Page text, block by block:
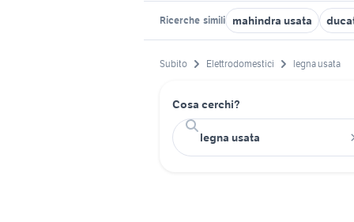
Ricerche simili mahindra usata
Subito Elettrodomestici legna usata
Cosa cerchi?